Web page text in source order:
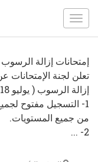
Toggle
navigation
إمتحانات إزالة الرسوب –
تعلن لجنة الإمتحانات
إزالة الرسوب ( يوليو 2018 ) حسب الشروط التاليه:
1- التسجيل مفتوح
من جميع المستويات.
2- ...